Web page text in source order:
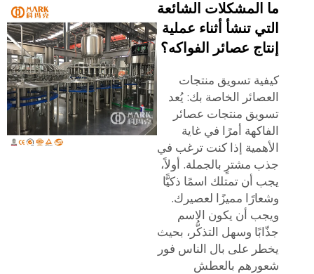
ما المشكلات الشائعة
التي تنشأ أثناء عملية
إنتاج عصائر الفواكه؟
كيفية تسويق منتجات
العصائر الخاصة بك: يُعد
تسويق منتجات عصائر
الفاكهة أمرًا في غاية
الأهمية إذا كنت ترغب في
جذب مشترٍ بالجملة. أولاً،
يجب أن تمتلك اسمًا ذكيًّا
وشعارًا مميزًا لعصيرك.
ويجب أن يكون الاسم
جذّابًا وسهل التذكُّر، بحيث
يخطر على بال الناس فور
شعورهم بالعطش